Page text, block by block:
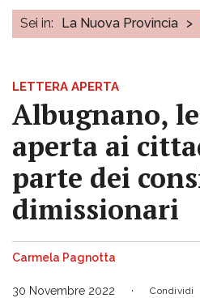
Sei in: La Nuova Provincia >
LETTERA APERTA
Albugnano,
aperta ai
parte dei
dimissionari
Carmela Pagnotta
30 Novembre 2022 Condividi